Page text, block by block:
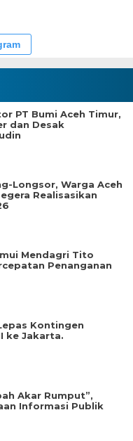
PT Bumi Aceh Timur,
dan Desak
Longsor, Warga Aceh
Realisasikan
Mendagri Tito
Penanganan
Kontingen
ke Jakarta.
Akar Rumput”,
Informasi Publik